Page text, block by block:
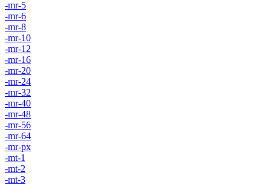
-mr-5
-mr-6
-mr-8
-mr-10
-mr-12
-mr-16
-mr-20
-mr-24
-mr-32
-mr-40
-mr-48
-mr-56
-mr-64
-mr-px
-mt-1
-mt-2
-mt-3